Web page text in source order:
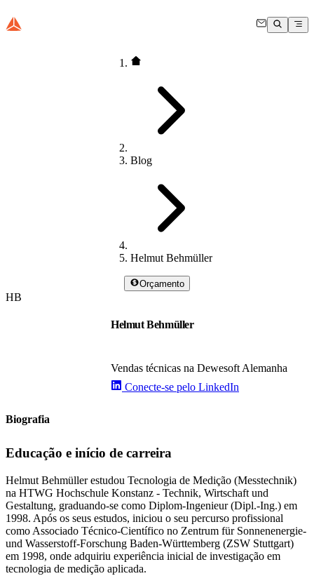
Blog
Helmut Behmüller
Orçamento
HB
Helmut Behmüller
Vendas técnicas na Dewesoft Alemanha
Conecte-se pelo LinkedIn
Biografia
Educação e início de carreira
Helmut Behmüller estudou Tecnologia de Medição (Messtechnik)
na HTWG Hochschule Konstanz - Technik, Wirtschaft und
Gestaltung, graduando-se como Diplom-Ingenieur (Dipl.-Ing.) em
1998. Após os seus estudos, iniciou o seu percurso profissional
como Associado Técnico-Científico no Zentrum für Sonnenenergie-
und Wasserstoff-Forschung Baden-Württemberg (ZSW Stuttgart)
em 1998, onde adquiriu experiência inicial de investigação em
tecnologia de medição aplicada.